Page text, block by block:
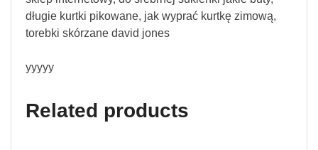
długie kurtki pikowane, jak wyprać kurtkę zimową,
torebki skórzane david jones
yyyyy
Related products